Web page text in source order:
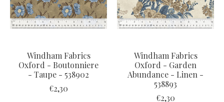
Windham Fabrics
Oxford - Boutonniere
- Taupe - 538902
€2,30
Windham Fabrics
Oxford - Garden
Abundance - Linen -
538893
€2,30